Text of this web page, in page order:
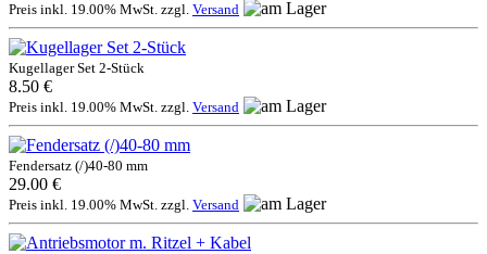
Preis inkl. 19.00% MwSt. zzgl. Versand
Kugellager Set 2-Stück
8.50 €
Preis inkl. 19.00% MwSt. zzgl. Versand
Fendersatz (/)40-80 mm
29.00 €
Preis inkl. 19.00% MwSt. zzgl. Versand